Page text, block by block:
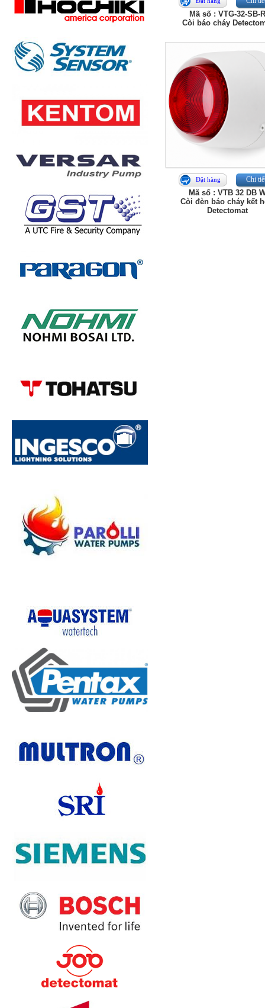
Mã số : VTG-32-SB-
Còi báo cháy
Đặt hàng Chi
Mã số : VTB 32 DB
Còi đèn báo cháy kết
Detectomat